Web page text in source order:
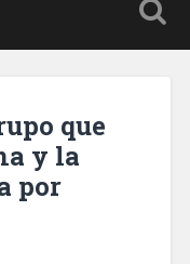
que
y la
por